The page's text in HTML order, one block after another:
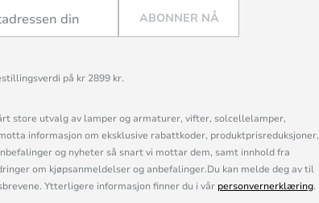
ABONNER NÅ
på kr 2899 kr.
store utvalg av lamper og armaturer, vifter, solcellelamper,
informasjon om eksklusive rabattkoder, produktprisreduksjoner,
og nyheter så snart vi mottar dem, samt innhold fra
om kjøpsanmeldelser og anbefalinger.Du kan melde deg av til
Ytterligere informasjon finner du i vår personvernerklæring.